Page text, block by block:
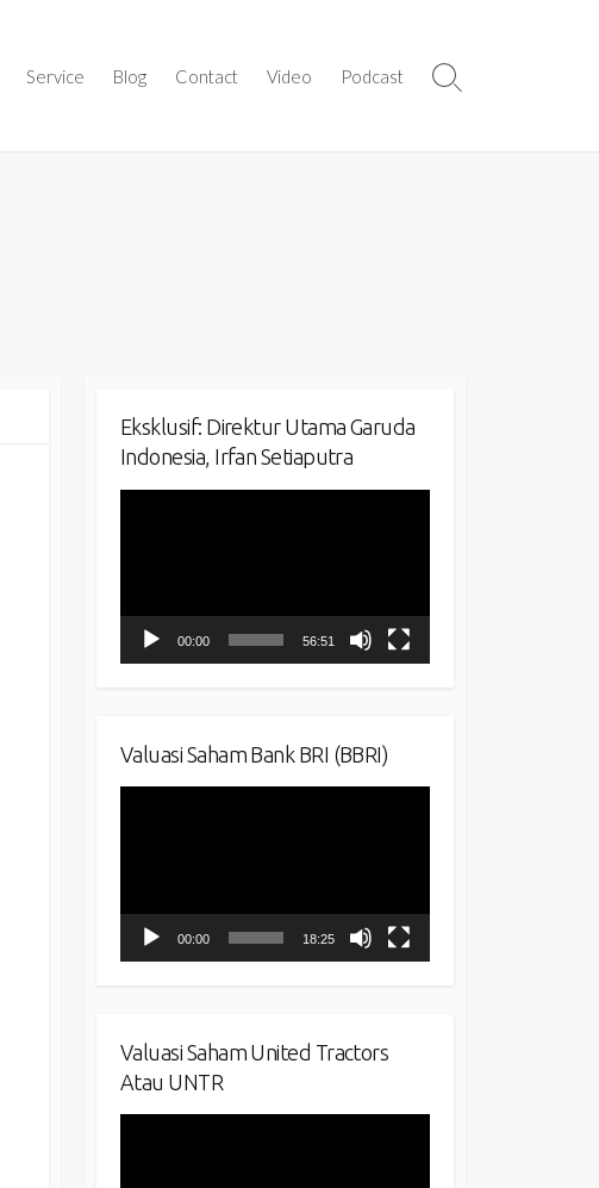
Service Blog Contact Video Podcast
Search
Eksklusif: Direktur Utama Garuda
Indonesia, Irfan Setiaputra
00:00 56:51
Valuasi Saham Bank BRI (BBRI)
00:00 18:25
Valuasi Saham United Tractors
Atau UNTR